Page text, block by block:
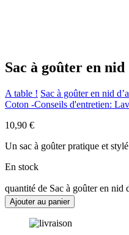
Sac à goûter en
A table ! Sac à goûter en nid
Coton -Conseils d'entretien:
10,90 €
Un sac à goûter pratique et
En stock
quantité de Sac à goûter en nid
Ajouter au panier